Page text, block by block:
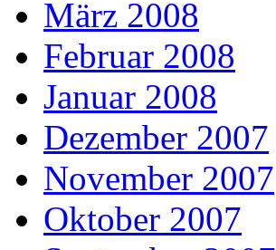
März 2008
Februar 2008
Januar 2008
Dezember 2007
November 2007
Oktober 2007